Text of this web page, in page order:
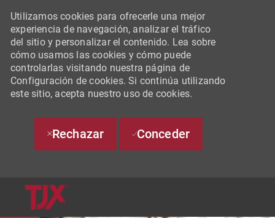
Utilizamos cookies para ofrecerle una mejor
experiencia de navegación, analizar el tráfico
del sitio y personalizar el contenido. Lea sobre
cómo usamos las cookies y cómo puede
controlarlas visitando nuestra página de
Configuración de cookies. Si continúa utilizando
este sitio, acepta nuestro uso de cookies.
Rechazar Conceder